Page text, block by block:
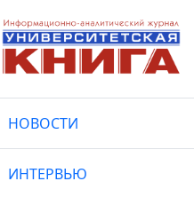
НОВОСТИ
ИНТЕРВЬЮ